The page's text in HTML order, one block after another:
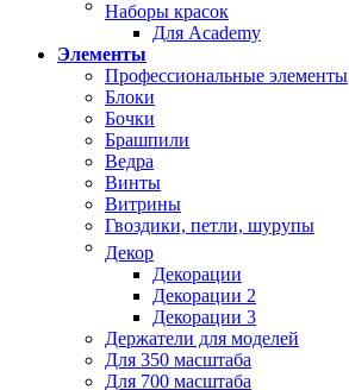
Наборы красок
Для Academy
Элементы
Профессиональные элементы
Блоки
Бочки
Брашпили
Ведра
Винты
Витрины
Гвоздики, петли, шурупы
Декор
Декорации
Декорации 2
Декорации 3
Держатели для моделей
Для 350 масштаба
Для 700 масштаба